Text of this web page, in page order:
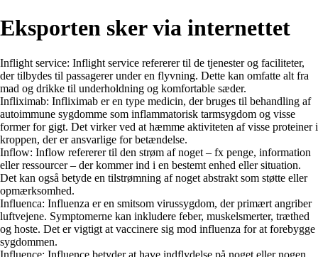
Eksporten sker via internettet
Inflight service: Inflight service refererer til de tjenester og faciliteter,
der tilbydes til passagerer under en flyvning. Dette kan omfatte alt fra
mad og drikke til underholdning og komfortable sæder.
Infliximab: Infliximab er en type medicin, der bruges til behandling af
autoimmune sygdomme som inflammatorisk tarmsygdom og visse
former for gigt. Det virker ved at hæmme aktiviteten af visse proteiner i
kroppen, der er ansvarlige for betændelse.
Inflow: Inflow refererer til den strøm af noget – fx penge, information
eller ressourcer – der kommer ind i en bestemt enhed eller situation.
Det kan også betyde en tilstrømning af noget abstrakt som støtte eller
opmærksomhed.
Influenca: Influenza er en smitsom virussygdom, der primært angriber
luftvejene. Symptomerne kan inkludere feber, muskelsmerter, træthed
og hoste. Det er vigtigt at vaccinere sig mod influenza for at forebygge
sygdommen.
Influence: Influence betyder at have indflydelse på noget eller nogen.